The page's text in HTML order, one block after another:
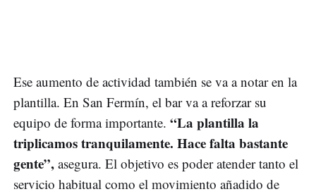
Ese aumento de actividad también se va a notar en la
plantilla. En San Fermín, el bar va a reforzar su
equipo de forma importante. “La plantilla la
triplicamos tranquilamente. Hace falta bastante
gente”, asegura. El objetivo es poder atender tanto el
servicio habitual como el movimiento añadido de